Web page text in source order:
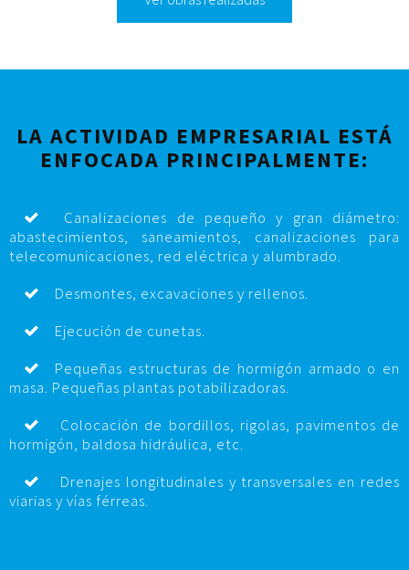
LA ACTIVIDAD EMPRESARIAL ESTÁ
ENFOCADA PRINCIPALMENTE:
Canalizaciones de pequeño y gran diámetro:
abastecimientos, saneamientos, canalizaciones para
telecomunicaciones, red eléctrica y alumbrado.
Desmontes, excavaciones y rellenos.
Ejecución de cunetas.
Pequeñas estructuras de hormigón armado o en
masa. Pequeñas plantas potabilizadoras.
Colocación de bordillos, rigolas, pavimentos de
hormigón, baldosa hidráulica, etc.
Drenajes longitudinales y transversales en redes
viarias y vías férreas.